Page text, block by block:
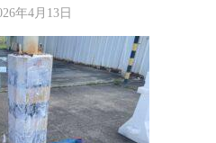
年4月13日